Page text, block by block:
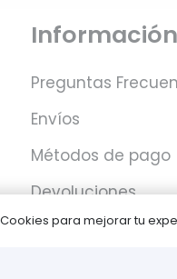
Información
Preguntas
Envíos
Métodos de pago
Devoluciones
para mejorar tu